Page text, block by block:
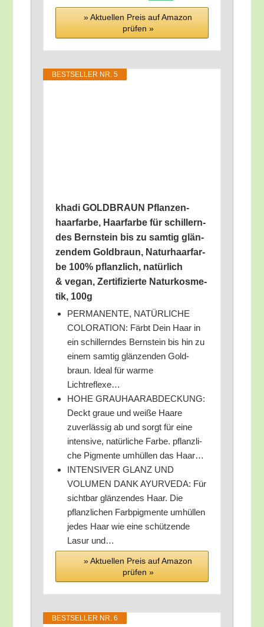
» Aktu­el­len Preis auf Ama­zon
prü­fen »
BEST­SEL­LER NR. 5
kha­di GOLDBRAUN Pflan­zen­
haar­far­be, Haar­far­be für schil­lern­
des Bern­stein bis zu sam­tig glän­
zen­dem Gold­braun, Natur­haar­far­
be 100% pflanz­lich, natür­lich
& vegan, Zer­ti­fi­zier­te Natur­kos­me­
tik, 100g
PERMANENTE, NATÜRLICHE
COLORATION: Färbt Dein Haar in
ein schil­lern­des Bern­stein bis hin zu
einem sam­tig glän­zen­den Gold­
braun. Ide­al für war­me
Lichtreflexe…
HOHE GRAUHAARABDECKUNG:
Deckt graue und wei­ße Haa­re
zuver­läs­sig ab und sorgt für eine
inten­si­ve, natür­li­che Far­be. pflanz­li­
che Pig­men­te umhül­len das Haar…
INTENSIVER GLANZ UND
VOLUMEN DANK AYURVEDA: Für
sicht­bar glän­zen­des Haar. Die
pflanz­li­chen Farb­pig­men­te umhül­len
jedes Haar wie eine schüt­zen­de
Lasur und…
» Aktu­el­len Preis auf Ama­zon
prü­fen »
BEST­SEL­LER NR. 6